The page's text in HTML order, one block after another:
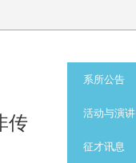
传
系所公告
活动与演讲
征才讯息